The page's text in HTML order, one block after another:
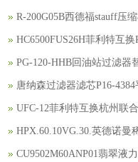
R-200G05B西德福stauff压
HC6500FUS26H菲利特互
PG-120-HHB回油站过滤器
唐纳森过滤器滤芯P16-
UFC-12菲利特互换杭州联
HPX.60.10VG.30.英德诺曼
CU9502M60ANP01翡翠液